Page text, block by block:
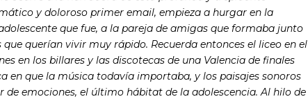
y doloroso primer email, empieza a hurgar en la
que fue, a la pareja de amigas que formaba junto
querían vivir muy rápido. Recuerda entonces el liceo en el
en los billares y las discotecas de una Valencia de finales
en que la música todavía importaba, y los paisajes sonoros
emociones, el último hábitat de la adolescencia. Al hilo de